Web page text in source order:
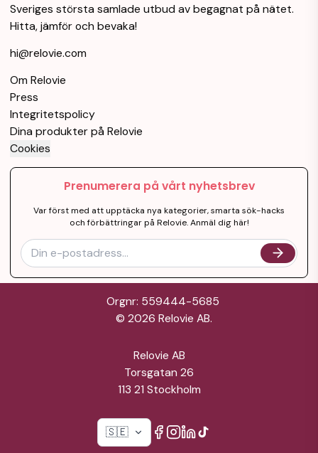
Sveriges största samlade utbud av begagnat på nätet.
Hitta, jämför och bevaka!
hi@relovie.com
Om Relovie
Press
Integritetspolicy
Dina produkter på Relovie
Cookies
Prenumerera på vårt nyhetsbrev
Var först med att upptäcka nya kategorier, smarta sök-hacks
och förbättringar på Relovie. Anmäl dig här!
Orgnr: 559444-5685
© 2026 Relovie AB.
Relovie AB
Torsgatan 26
113 21 Stockholm
🇸🇪